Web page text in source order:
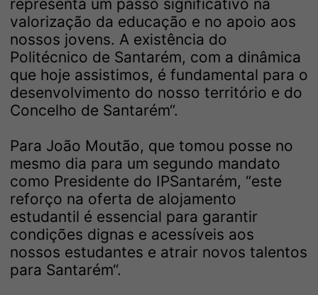
representa um passo significativo na
valorização da educação e no apoio aos
nossos jovens. A existência do
Politécnico de Santarém, com a dinâmica
que hoje assistimos, é fundamental para o
desenvolvimento do nosso território e do
Concelho de Santarém“.
Para João Moutão, que tomou posse no
mesmo dia para um segundo mandato
como Presidente do IPSantarém, “este
reforço na oferta de alojamento
estudantil é essencial para garantir
condições dignas e acessíveis aos
nossos estudantes e atrair novos talentos
para Santarém“.